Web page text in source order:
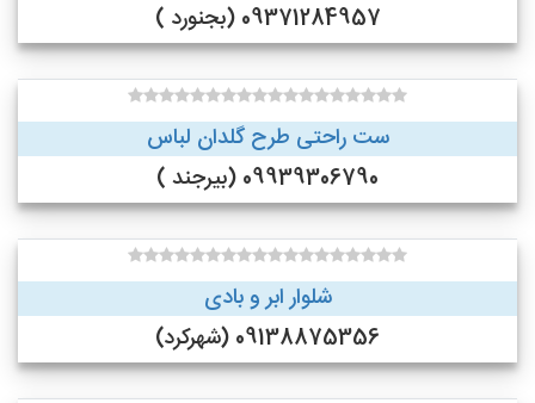
09371284957 (بجنورد )
ست راحتی طرح گلدان لباس
09939306790 (بیرجند )
شلوار ابر و بادی
09138875356 (شهرکرد)